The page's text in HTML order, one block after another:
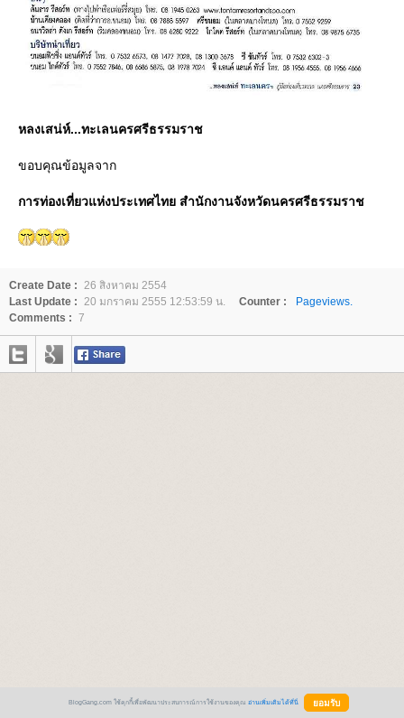
หลงเสน่ห์...ทะเลนครศรีธรรมราช
ขอบคุณข้อมูลจาก
การท่องเที่ยวแห่งประเทศไทย สำนักงานจังหวัดนครศรีธรรมราช
Create Date :
26 สิงหาคม 2554
Last Update :
20 มกราคม 2555 12:53:59 น. Counter :
Pageviews.
Comments : 7
BlogGang.com ใช้คุกกี้เพื่อพัฒนาประสบการณ์การใช้งานของคุณ อ่านเพิ่มเติมได้ที่นี่